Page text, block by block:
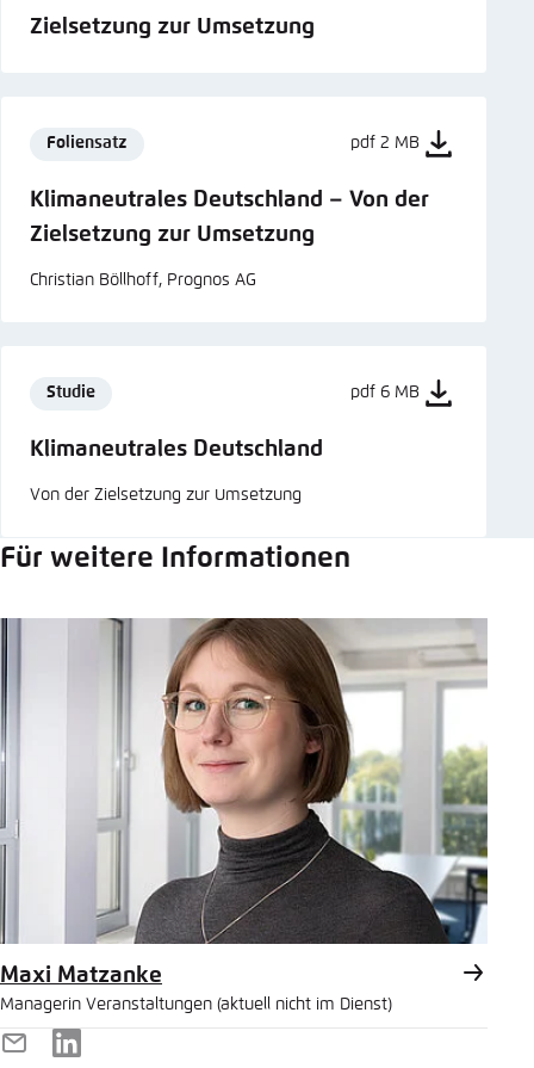
Zielsetzung zur Umsetzung
Foliensatz pdf 2 MB
Klimaneutrales Deutschland – Von der
Zielsetzung zur Umsetzung
Christian Böllhoff, Prognos AG
Studie pdf 6 MB
Klimaneutrales Deutschland
Von der Zielsetzung zur Umsetzung
Für weitere Informationen
Maxi Matzanke
Managerin Veranstaltungen (aktuell nicht im Dienst)
E-
LinkedIn